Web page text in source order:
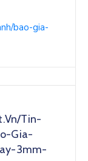
bao-gia-
tin-
Gia-
3mm-